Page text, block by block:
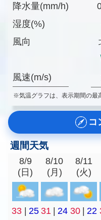
降水量(mm/h)
湿度(%)
風向
風速(m/s)
※気温グラフは、表示期間の最
コ
週間天気
8/9
(日)
8/10
(月)
8/11
(火)
33 | 25 31 | 24 30 | 22